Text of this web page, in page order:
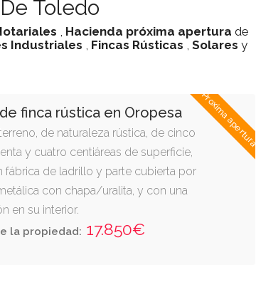
Toledo
, Hacienda próxima apertura de
Industriales , Fincas Rústicas , Solares y
Proxima apertura
finca rústica en Oropesa
de naturaleza rústica, de cinco
y cuatro centiáreas de superficie,
fábrica de ladrillo y parte cubierta por
con chapa/uralita, y con una
en su interior.
la propiedad: 17.850€